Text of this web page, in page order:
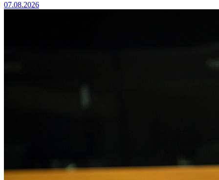
07.08.2026